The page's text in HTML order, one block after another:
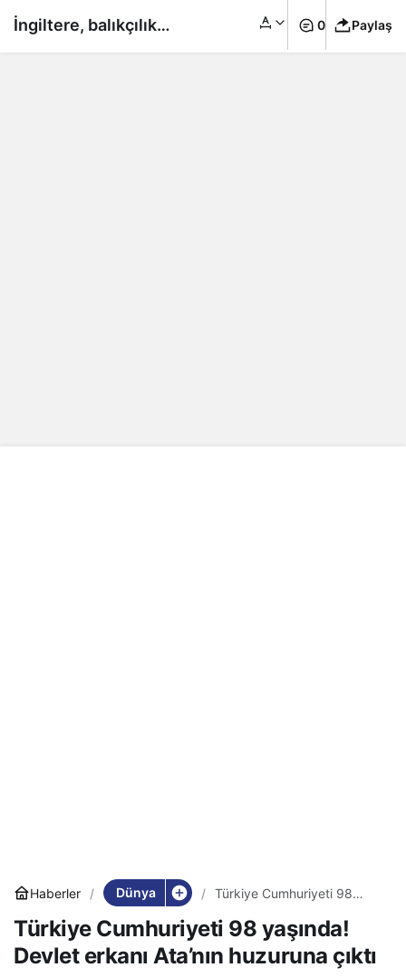
Haberler Dünya
Türkiye Cumhuriyeti 98
Ata’nın huzuruna çıktı
Türkiye Cumhuriyeti 98 yaşında!
Devlet erkanı Ata’nın huzuruna çıktı
İngiltere, balıkçılık 0 Paylaş